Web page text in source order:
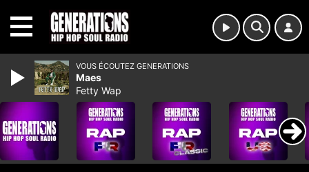
VOUS ÉCOUTEZ GENERATIONS
Maes
Fetty Wap